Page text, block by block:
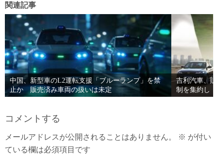
関連記事
中国、新型車のL2運転支援「ブルーランプ」を禁
止か 販売済み車両の扱いは未定
吉利汽車、
制を集約し
コメントする
メールアドレスが公開されることはありません。 ※ が付い
ている欄は必須項目です